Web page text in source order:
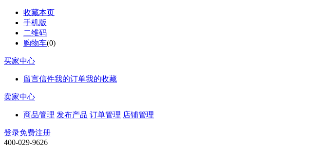
收藏本页
手机版
二维码
购物车(0)
买家中心
留言信件我的订单我的收藏
卖家中心
商品管理 发布产品 订单管理 店铺管理
登录免费注册
400-029-9626